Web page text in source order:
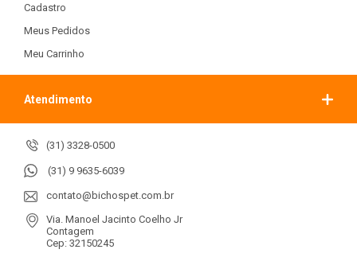
Cadastro
Meus Pedidos
Meu Carrinho
Atendimento
(31) 3328-0500
(31) 9 9635-6039
contato@bichospet.com.br
Via. Manoel Jacinto Coelho Jr
Contagem
Cep: 32150245